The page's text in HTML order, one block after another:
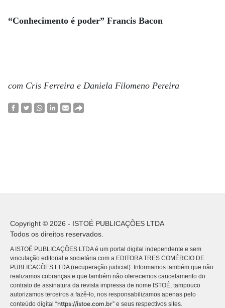
“Conhecimento é poder” Francis Bacon
com Cris Ferreira e Daniela Filomeno Pereira
Copyright © 2026 - ISTOÉ PUBLICAÇÕES LTDA
Todos os direitos reservados.
A ISTOÉ PUBLICAÇÕES LTDA é um portal digital independente e sem
vinculação editorial e societária com a EDITORA TRES COMÉRCIO DE
PUBLICACÕES LTDA (recuperação judicial). Informamos também que não
realizamos cobranças e que também não oferecemos cancelamento do
contrato de assinatura da revista impressa de nome ISTOÉ, tampouco
autorizamos terceiros a fazê-lo, nos responsabilizamos apenas pelo
conteúdo digital “https://istoe.com.br” e seus respectivos sites.